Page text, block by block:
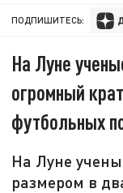
ПОДПИШИТЕСЬ:
На Луне
огромный
футбольных
На Луне
размером в